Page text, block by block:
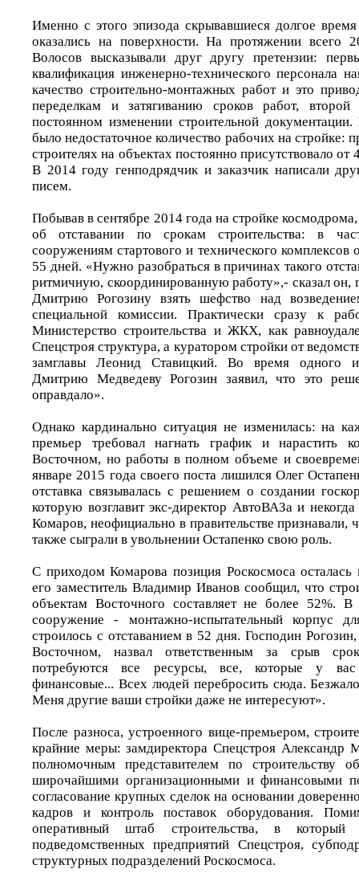
Именно с этого эпизода скрывавшиеся долгое
оказались на поверхности. На протяжении всего
Волосов высказывали друг другу претензии:
квалификация инженерно-технического персонала
качество строительно-монтажных работ и это
переделкам и затягиванию сроков работ,
постоянном изменении строительной
было недостаточное количество рабочих на стройке:
строителях на объектах постоянно присутствовало от
В 2014 году генподрядчик и заказчик написали
писем.
Побывав в сентябре 2014 года на стройке
об отставании по срокам строительства: в
сооружениям стартового и технического комплексов
55 дней. «Нужно разобраться в причинах такого
ритмичную, скоординированную работу»,- сказал он,
Дмитрию Рогозину взять шефство над
специальной комиссии. Практически сразу к
Министерство строительства и ЖКХ, как
Спецстроя структура, а куратором стройки от
замглавы Леонид Ставицкий. Во время одного
Дмитрию Медведеву Рогозин заявил, что это
оправдало».
Однако кардинально ситуация не изменилась: на
премьер требовал нагнать график и нарастить
Восточном, но работы в полном объеме и
январе 2015 года своего поста лишился Олег
отставка связывалась с решением о создании
которую возглавит экс-директор АвтоВАЗа и
Комаров, неофициально в правительстве признавали,
также сыграли в увольнении Остапенко свою роль.
С приходом Комарова позиция Роскосмоса осталась
его заместитель Владимир Иванов сообщил, что
объектам Восточного составляет не более 52%. В
сооружение - монтажно-испытательный корпус
строилось с отставанием в 52 дня. Господин
Восточном, назвал ответственным за срыв
потребуются все ресурсы, все, которые у вас
финансовые... Всех людей перебросить сюда.
Меня другие ваши стройки даже не интересуют».
После разноса, устроенного вице-премьером,
крайние меры: замдиректора Спецстроя Александр
полномочным представителем по строительству
широчайшими организационными и финансовыми
согласование крупных сделок на основании
кадров и контроль поставок оборудования.
оперативный штаб строительства, в который
подведомственных предприятий Спецстроя,
структурных подразделений Роскосмоса.